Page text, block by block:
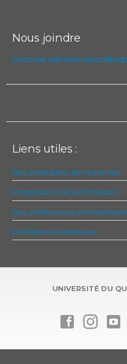
Nous joindre
Liens utiles :
Nos institutions de recherche
Composition de la formation
Nos professeurs et chercheurs
Conditions d'admission
UNIVERSITÉ DU